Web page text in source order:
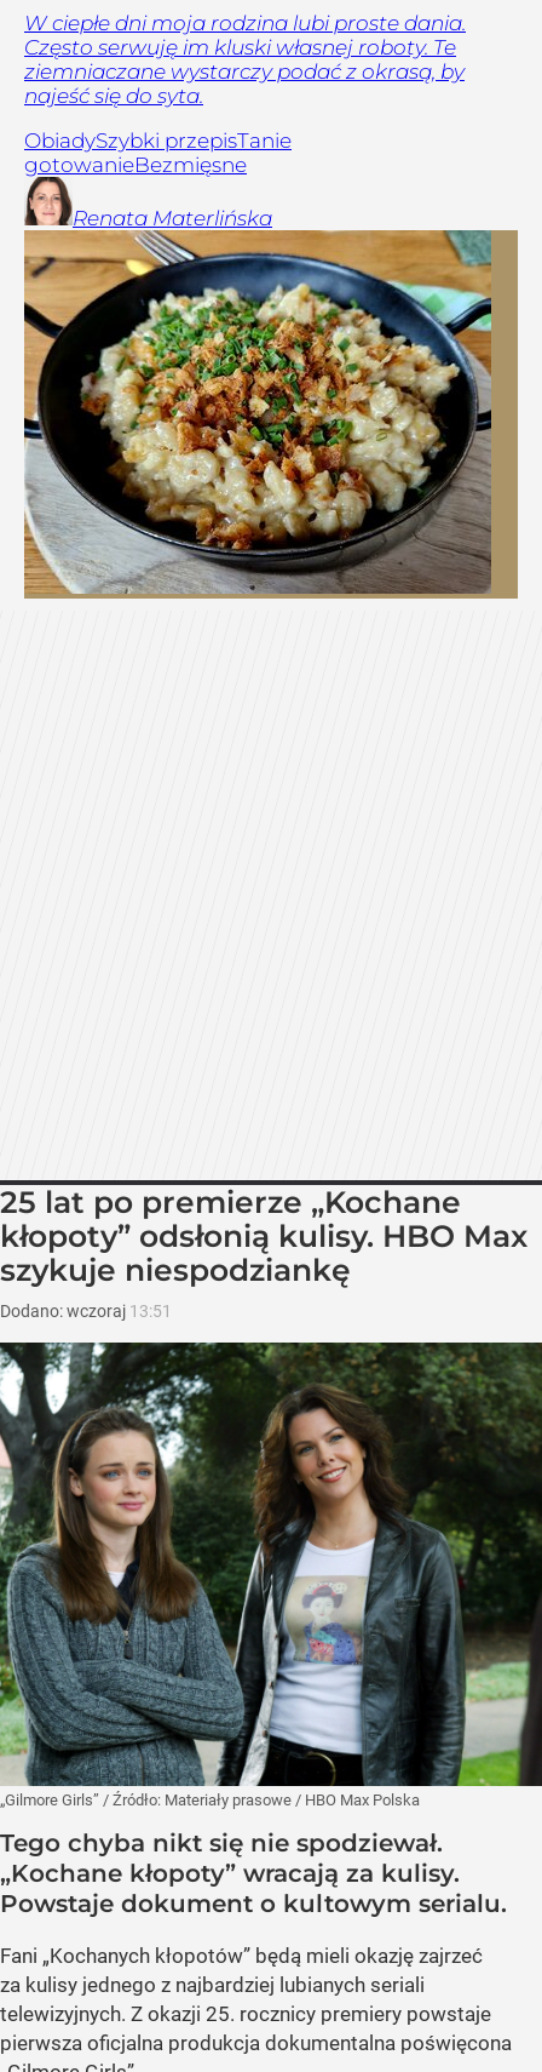
W ciepłe dni moja rodzina lubi proste dania.
Często serwuję im kluski własnej roboty. Te
ziemniaczane wystarczy podać z okrasą, by
najeść się do syta.
ObiadySzybki przepisTanie
gotowanieBezmięsne
Renata Materlińska
25 lat po premierze „Kochane
kłopoty” odsłonią kulisy. HBO Max
szykuje niespodziankę
Dodano:wczoraj 13:51
„Gilmore Girls” / Źródło: Materiały prasowe / HBO Max Polska
Tego chyba nikt się nie spodziewał.
„Kochane kłopoty” wracają za kulisy.
Powstaje dokument o kultowym serialu.
Fani „Kochanych kłopotów” będą mieli okazję zajrzeć
za kulisy jednego z najbardziej lubianych seriali
telewizyjnych. Z okazji 25. rocznicy premiery powstaje
pierwsza oficjalna produkcja dokumentalna poświęcona